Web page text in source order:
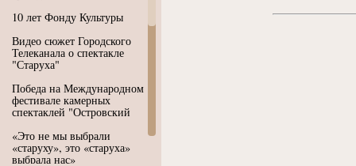
10 лет Фонду Культуры
Видео сюжет Городского
Телеканала о спектакле
"Старуха"
Победа на Международном
фестивале камерных
спектаклей "Островский
«Это не мы выбрали
«старуху», это «старуха»
выбрала нас»